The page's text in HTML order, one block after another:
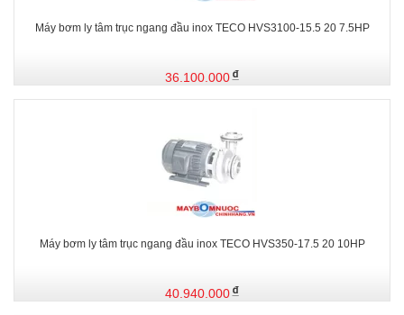
Máy bơm ly tâm trục ngang đầu inox TECO HVS3100-15.5 20 7.5HP
36.100.000
Máy bơm ly tâm trục ngang đầu inox TECO HVS350-17.5 20 10HP
40.940.000